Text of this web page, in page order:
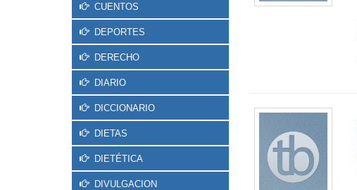
CUENTOS
DEPORTES
DERECHO
DIARIO
DICCIONARIO
DIETAS
DIETÉTICA
DIVULGACION